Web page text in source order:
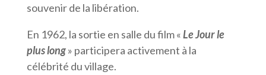
souvenir de la libération.
En 1962, la sortie en salle du film «Le Jour le
plus long» participera activement à la
célébrité du village.